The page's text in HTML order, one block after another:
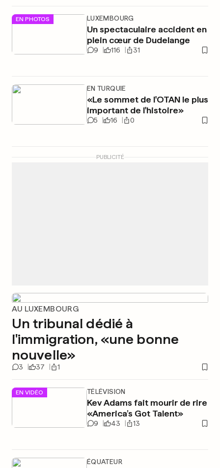
EN PHOTOS LUXEMBOURG
Un spectaculaire accident en
plein cœur de Dudelange
9 116 31
EN TURQUIE
«Le sommet de l'OTAN le plus
important de l'histoire»
5 16 0
PUBLICITÉ
AU LUXEMBOURG
Un tribunal dédié à
l'immigration, «une bonne
nouvelle»
3 37 1
EN VIDÉO TÉLÉVISION
Kev Adams fait mourir de rire
«America’s Got Talent»
9 43 13
ÉQUATEUR